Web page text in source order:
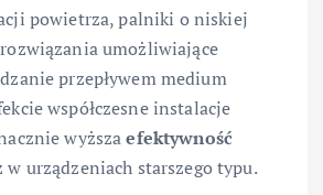
powietrza, palniki o niskiej
umożliwiające
przepływem medium
współczesne instalacje
wyższaefektywność
urządzeniach starszego typu.